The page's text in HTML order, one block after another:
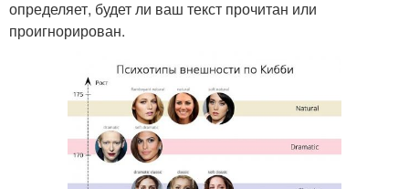
определяет, будет ли ваш текст прочитан или
проигнорирован.